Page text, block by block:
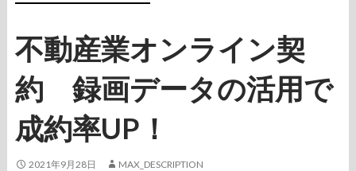
不動産業オンライン契
約 録画データの活用で
成約率UP！
2021年9月28日 MAX_DESCRIPTION